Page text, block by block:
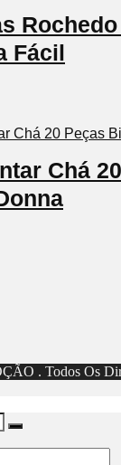
Fácil
Chá
. Todos Os